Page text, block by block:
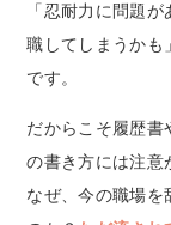
「忍耐力に問題
職してしまうかも
です。
だからこそ履歴書
の書き方には注意
なぜ、今の職場を